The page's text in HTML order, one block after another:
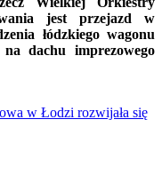
jest przejazd w
łódzkiego wagonu
dachu imprezowego